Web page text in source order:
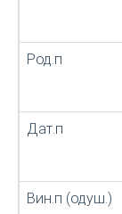
Род.п
Дат.п
Вин.п (одуш.)